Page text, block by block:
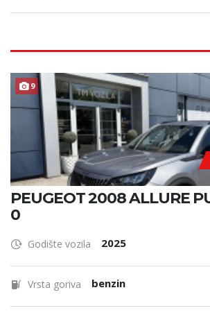
9
PEUGEOT 2008 ALLURE
0
Godište vozila 2025
Vrsta goriva benzin